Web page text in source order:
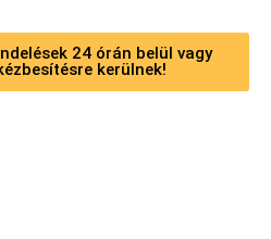
24 órán belül vagy
kerülnek!